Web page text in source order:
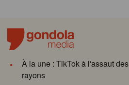
À la une : TikTok à l'assaut des
rayons